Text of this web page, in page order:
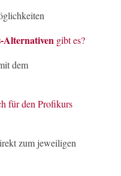
Alternativen gibt es?
dem
für den Profikurs
zum jeweiligen